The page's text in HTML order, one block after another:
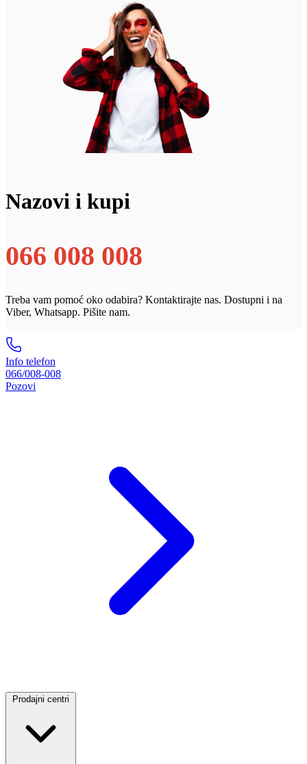
Nazovi i kupi
066 008 008
Treba vam pomoć oko odabira? Kontaktirajte nas. Dostupni i na
Viber, Whatsapp. Pišite nam.
Info telefon
066/008-008
Pozovi
Prodajni centri